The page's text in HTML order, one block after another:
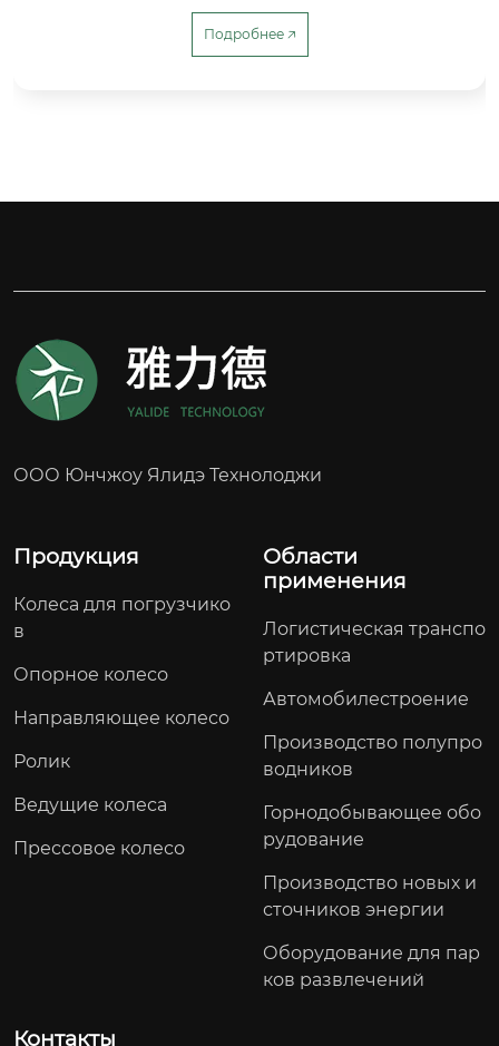
Диаметр центрального отверстия: 25 мм
Допустимая нагрузка: 600 кг
Подробнее 🡥
ООО Юнчжоу Ялидэ Технолоджи
Продукция
Колеса для погрузчико
в
Опорное колесо
Направляющее колесо
Ролик
Ведущие колеса
Прессовое колесо
Области
применения
Логистическая транспо
ртировка
Автомобилестроение
Производство полупро
водников
Горнодобывающее обо
рудование
Производство новых и
сточников энергии
Оборудование для пар
ков развлечений
Контакты